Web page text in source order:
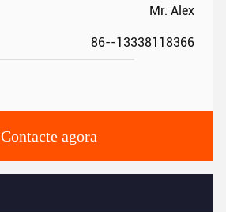
Mr. Alex
86--13338118366
Contacte agora